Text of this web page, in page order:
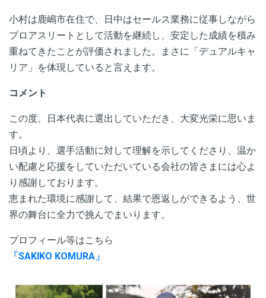
小村は鹿嶋市在住で、日中はセールス業務に従事しながら
プロアスリートとして活動を継続し、安定した成績を積み
重ねてきたことが評価されました。まさに「デュアルキャ
リア」を体現していると言えます。
コメント
この度、日本代表に選出していただき、大変光栄に思いま
す。
日頃より、選手活動に対して理解を示してくださり、温か
い配慮と応援をしていただいている会社の皆さまには心よ
り感謝しております。
恵まれた環境に感謝して、結果で恩返しができるよう、世
界の舞台に全力で挑んでまいります。
プロフィール等はこちら
「SAKIKO KOMURA」